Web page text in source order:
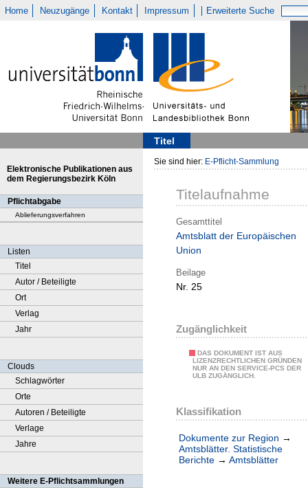
Home Neuzugänge Kontakt Impressum Erweiterte Suche
Titel
Elektronische Publikationen aus
dem Regierungsbezirk Köln
Pflichtabgabe
Ablieferungsverfahren
Listen
Titel
Autor / Beteiligte
Ort
Verlag
Jahr
Clouds
Schlagwörter
Orte
Autoren / Beteiligte
Verlage
Jahre
Weitere E-Pflichtsammlungen
Sie sind hier: E-Pflicht-Sammlung
Titelaufnahme
Gesamttitel
Amtsblatt der Europäischen
Union
Beilage
Nr. 25
Zugänglichkeit
DAS DOKUMENT IST AUS
LIZENZRECHTLICHEN GRÜNDEN
NUR AN DEN SERVICE-PCS DER
ULB ZUGÄNGLICH.
Klassifikation
Dokumente zur Region →
Amtsblätter. Statistische
Berichte → Amtsblätter